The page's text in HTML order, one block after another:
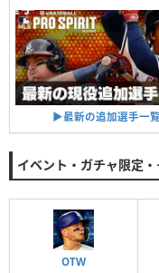
▶︎最新の追加選手一覧
イベント・ガチャ限定
OTW